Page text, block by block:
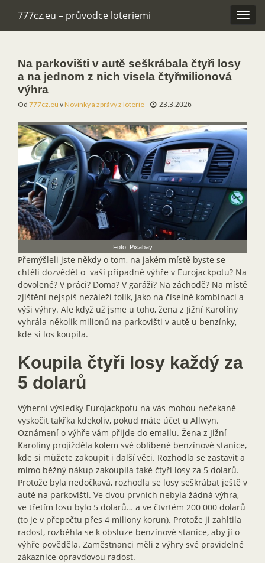
777cz.eu – průvodce loteriemi
Na parkovišti v autě seškrábala čtyři losy
a na jednom z nich visela čtyřmilionová
výhra
Od 777cz.eu vNovinky a zprávy z loterie 23.3.2026
Foto: Pixabay
Přemýšleli jste někdy o tom, na jakém místě byste se
chtěli dozvědět o vaší případné výhře v Eurojackpotu? Na
dovolené? V práci? Doma? V garáži? Na záchodě? Na místě
zjištění nejspíš nezáleží tolik, jako na číselné kombinaci a
výši výhry. Ale když už jsme u toho, žena z Jižní Karolíny
vyhrála několik milionů na parkovišti v autě u benzínky,
kde si los koupila.
Koupila čtyři losy každý za
5 dolarů
Výherní výsledky Eurojackpotu na vás mohou nečekaně
vyskočit takřka kdekoliv, pokud máte účet u Allwyn.
Oznámení o výhře vám přijde do emailu. Žena z Jižní
Karolíny projížděla kolem své oblíbené benzínové stanice,
kde si můžete zakoupit i další věci. Rozhodla se zastavit a
mimo běžný nákup zakoupila také čtyři losy za 5 dolarů.
Protože byla nedočkavá, rozhodla se losy seškrábat ještě v
autě na parkovišti. Ve dvou prvních nebyla žádná výhra,
ve třetím losu bylo 5 dolarů… a ve čtvrtém 200 000 dolarů
(to je v přepočtu přes 4 miliony korun). Protože ji zahltila
radost, rozběhla se k obsluze benzínové stanice, aby jí o
výhře pověděla. Zaměstnanci měli z výhry své pravidelné
zákaznice opravdovou radost.